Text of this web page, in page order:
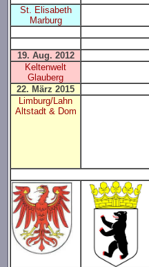
St. Elisabeth
Marburg
19. Aug. 2012
Keltenwelt
Glauberg
22. März 2015
Limburg/Lahn
Altstadt & Dom